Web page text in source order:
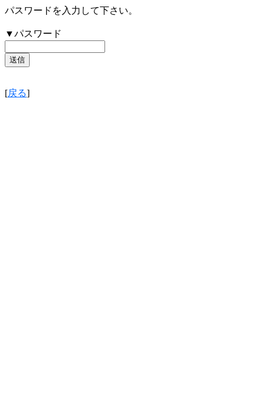
パスワードを入力して下さい。
▼パスワード
[戻る]